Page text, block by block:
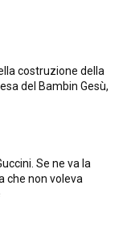
costruzione della
del Bambin Gesù,
Se ne va la
che non voleva